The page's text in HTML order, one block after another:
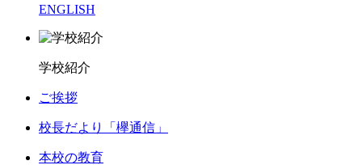
ENGLISH
学校紹介
ご挨拶
校長だより「欅通信」
本校の教育